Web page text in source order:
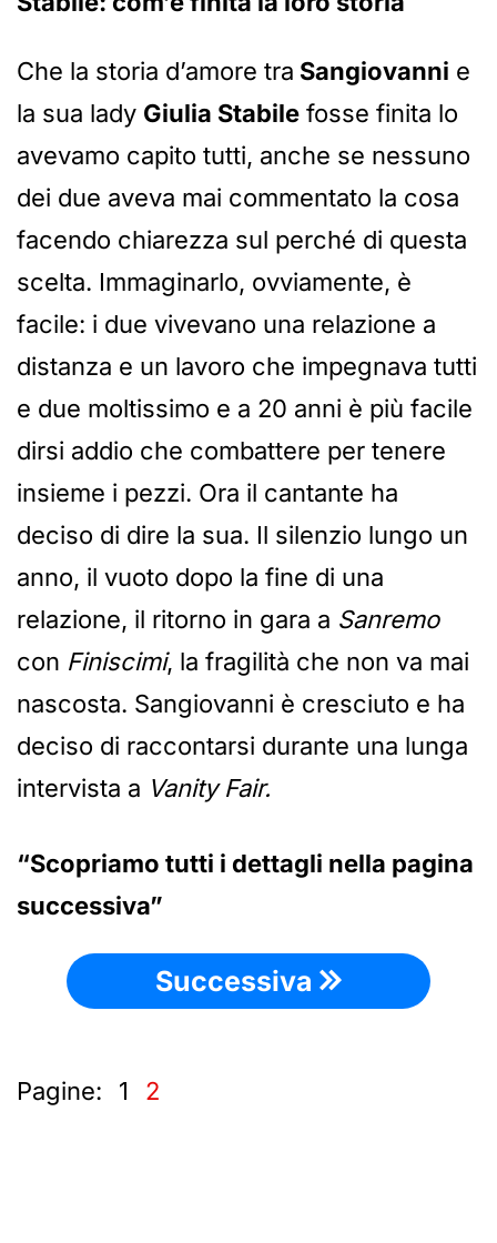
Che la storia d’amore tra Sangiovanni e
la sua lady Giulia Stabile fosse finita lo
avevamo capito tutti, anche se nessuno
dei due aveva mai commentato la cosa
facendo chiarezza sul perché di questa
scelta. Immaginarlo, ovviamente, è
facile: i due vivevano una relazione a
distanza e un lavoro che impegnava tutti
e due moltissimo e a 20 anni è più facile
dirsi addio che combattere per tenere
insieme i pezzi. Ora il cantante ha
deciso di dire la sua. Il silenzio lungo un
anno, il vuoto dopo la fine di una
relazione, il ritorno in gara a Sanremo
con Finiscimi, la fragilità che non va mai
nascosta. Sangiovanni è cresciuto e ha
deciso di raccontarsi durante una lunga
intervista a Vanity Fair.
“Scopriamo tutti i dettagli nella pagina
successiva”
Successiva
Pagine: 1 2